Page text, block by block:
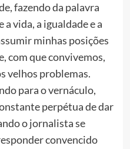
fazendo da palavra
vida, a igualdade e a
minhas posições
com que convivemos,
velhos problemas.
para o vernáculo,
perpétua de dar
o jornalista se
convencido